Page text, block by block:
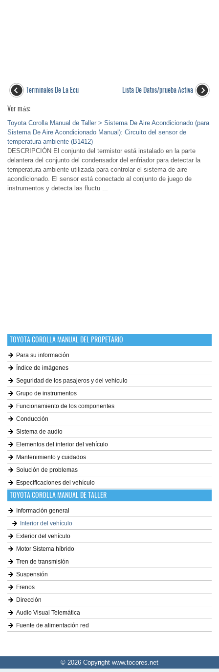
Terminales De La Ecu
Lista De Datos/prueba Activa
Ver más:
Toyota Corolla Manual de Taller > Sistema De Aire Acondicionado (para
Sistema De Aire Acondicionado Manual): Circuito del sensor de
temperatura ambiente (B1412)
DESCRIPCIÓN El conjunto del termistor está instalado en la parte
delantera del conjunto del condensador del enfriador para detectar la
temperatura ambiente utilizada para controlar el sistema de aire
acondicionado. El sensor está conectado al conjunto de juego de
instrumentos y detecta las fluctu ...
TOYOTA COROLLA MANUAL DEL PROPETARIO
Para su información
Índice de imágenes
Seguridad de los pasajeros y del vehículo
Grupo de instrumentos
Funcionamiento de los componentes
Conducción
Sistema de audio
Elementos del interior del vehículo
Mantenimiento y cuidados
Solución de problemas
Especificaciones del vehículo
TOYOTA COROLLA MANUAL DE TALLER
Información general
Interior del vehículo
Exterior del vehículo
Motor Sistema híbrido
Tren de transmisión
Suspensión
Frenos
Dirección
Audio Visual Telemática
Fuente de alimentación red
© 2026 Copyright www.tocores.net